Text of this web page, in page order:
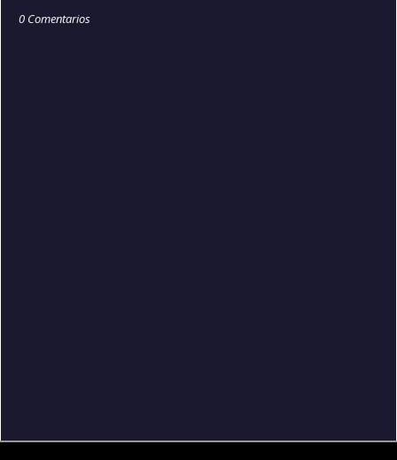
0 Comentarios